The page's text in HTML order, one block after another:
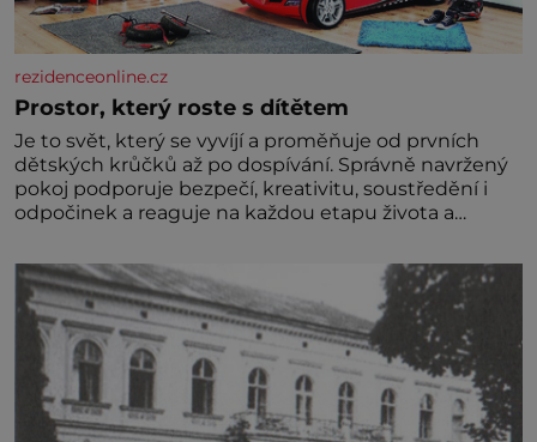
rezidenceonline.cz
Prostor, který roste s dítětem
Je to svět, který se vyvíjí a proměňuje od prvních
dětských krůčků až po dospívání. Správně navržený
pokoj podporuje bezpečí, kreativitu, soustředění i
odpočinek a reaguje na každou etapu života a
jednoduchost, měkkost a bezpečí, proto by pokoj
miminka měl působit především klidně a útulně.
Předškolní věk je